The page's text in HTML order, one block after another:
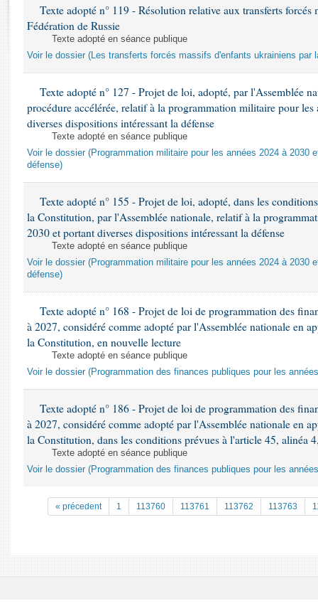
Rapports législatifs
Rapports sur l'application des lois
Baromètre de l’application des lois
Dossiers législatifs
Budget et sécurité sociale
Questions écrites et orales
Comptes rendus des débats
Texte adopté n° 119 - Résolution relative aux transferts
Fédération de Russie
Texte adopté en séance publique
Voir le dossier (Les transferts forcés massifs d'enfants ukrainiens par
Texte adopté n° 127 - Projet de loi, adopté, par l'Assemblée
procédure accélérée, relatif à la programmation militaire pour les
diverses dispositions intéressant la défense
Texte adopté en séance publique
Voir le dossier (Programmation militaire pour les années 2024 à 2030
défense)
Texte adopté n° 155 - Projet de loi, adopté, dans les
la Constitution, par l'Assemblée nationale, relatif à la
2030 et portant diverses dispositions intéressant la défense
Texte adopté en séance publique
Voir le dossier (Programmation militaire pour les années 2024 à 2030
défense)
Texte adopté n° 168 - Projet de loi de programmation des
à 2027, considéré comme adopté par l'Assemblée nationale en
la Constitution, en nouvelle lecture
Texte adopté en séance publique
Voir le dossier (Programmation des finances publiques pour les
Texte adopté n° 186 - Projet de loi de programmation des
à 2027, considéré comme adopté par l'Assemblée nationale en
la Constitution, dans les conditions prévues à l'article 45, alinéa
Texte adopté en séance publique
Voir le dossier (Programmation des finances publiques pour les
« précedent 1 113760 113761 113762 113763